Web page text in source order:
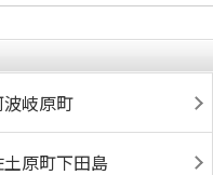
波岐原町
原町下田島